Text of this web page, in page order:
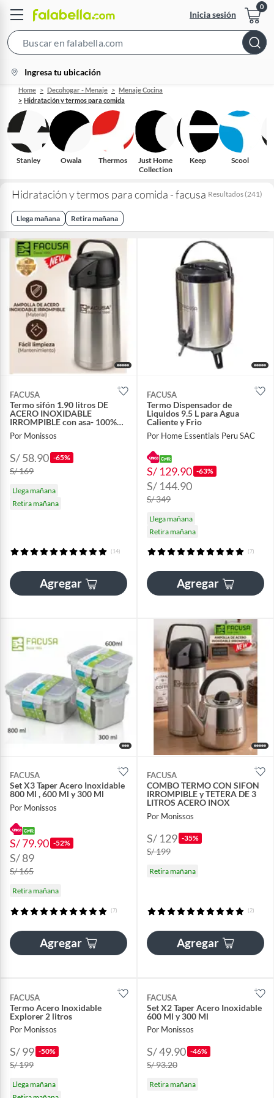
Inicia sesión
Bar
location-
icon
Ingresa tu ubicación
Home Decohogar - Menaje
Menaje Cocina
Hidratación y termos para comida
Stanley Owala Thermos
Just Home
Collection
Keep Scool
Hidratación y termos para comida - facusa Resultados (241)
Llega mañana Retira mañana
FACUSA
Termo sifón 1.90 litros DE
ACERO INOXIDABLE
IRROMPIBLE con asa- 100%
Garantia
Por Monissos
S/ 58.90 -65%
S/ 169
Llega mañana
Retira mañana
(14)
Agregar
FACUSA
Termo Dispensador de
Liquidos 9.5 L para Agua
Caliente y Frio
Por Home Essentials Peru SAC
S/ 129.90 -63%
S/ 144.90
S/ 349
Llega mañana
Retira mañana
(7)
Agregar
FACUSA
Set X3 Taper Acero Inoxidable
800 Ml , 600 Ml y 300 Ml
Por Monissos
S/ 79.90 -52%
S/ 89
S/ 165
Retira mañana
(7)
Agregar
FACUSA
COMBO TERMO CON SIFON
IRROMPIBLE y TETERA DE 3
LITROS ACERO INOX
Por Monissos
S/ 129 -35%
S/ 199
Retira mañana
(2)
Agregar
FACUSA
Termo Acero Inoxidable
Explorer 2 litros
Por Monissos
S/ 99 -50%
S/ 199
Llega mañana
FACUSA
Set X2 Taper Acero Inoxidable
600 Ml y 300 Ml
Por Monissos
S/ 49.90 -46%
S/ 93.20
Retira mañana